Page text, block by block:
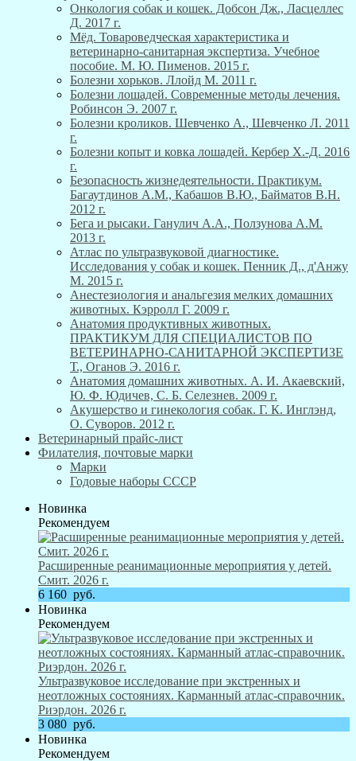
Онкология собак и кошек. Добсон Дж., Ласцеллес
Д. 2017 г.
Мёд. Товароведческая характеристика и
ветеринарно-санитарная экспертиза. Учебное
пособие. М. Ю. Пименов. 2015 г.
Болезни хорьков. Ллойд М. 2011 г.
Болезни лошадей. Современные методы лечения.
Робинсон Э. 2007 г.
Болезни кроликов. Шевченко А., Шевченко Л. 2011
г.
Болезни копыт и ковка лошадей. Кербер Х.-Д. 2016
г.
Безопасность жизнедеятельности. Практикум.
Багаутдинов А.М., Кабашов В.Ю., Байматов В.Н.
2012 г.
Бега и рысаки. Ганулич А.А., Ползунова А.М.
2013 г.
Атлас по ультразвуковой диагностике.
Исследования у собак и кошек. Пенник Д., д'Анжу
М. 2015 г.
Анестезиология и анальгезия мелких домашних
животных. Кэрролл Г. 2009 г.
Анатомия продуктивных животных.
ПРАКТИКУМ ДЛЯ СПЕЦИАЛИСТОВ ПО
ВЕТЕРИНАРНО-САНИТАРНОЙ ЭКСПЕРТИЗЕ
Т., Оганов Э. 2016 г.
Анатомия домашних животных. А. И. Акаевский,
Ю. Ф. Юдичев, С. Б. Селезнев. 2009 г.
Акушерство и гинекология собак. Г. К. Инглэнд,
О. Суворов. 2012 г.
Ветеринарный прайс-лист
Филателия, почтовые марки
Марки
Годовые наборы СССР
Новинка
Рекомендуем
Расширенные реанимационные мероприятия у детей.
Смит. 2026 г.
6 160 руб.
Новинка
Рекомендуем
Ультразвуковое исследование при экстренных и
неотложных состояниях. Карманный атлас-справочник.
Риэрдон. 2026 г.
3 080 руб.
Новинка
Рекомендуем